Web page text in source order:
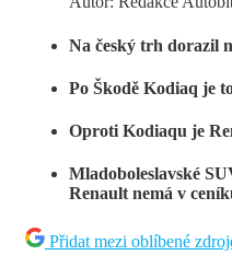
Na český trh dorazil
Po Škodě Kodiaq je
Oproti Kodiaqu je
Mladoboleslavské
Renault nemá v
Přidat mezi oblíbené